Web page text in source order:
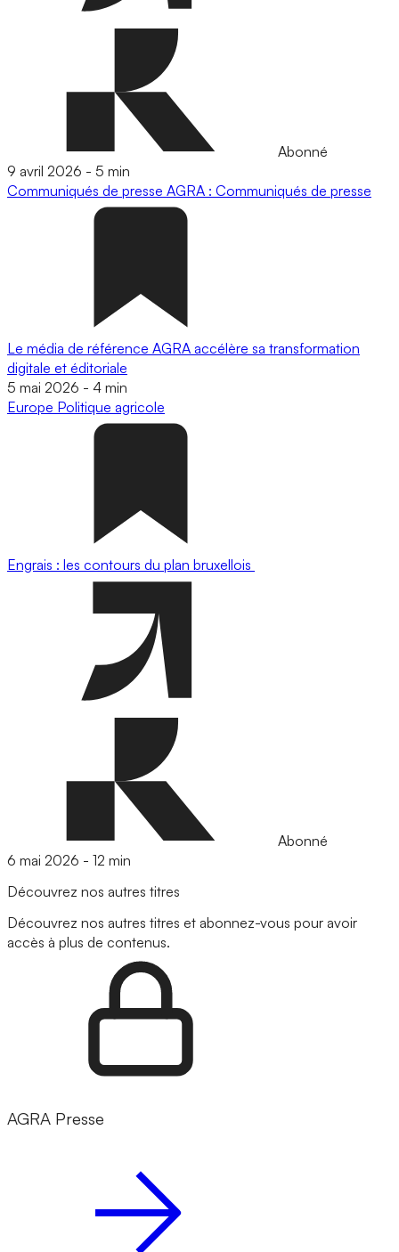
Abonné
9 avril 2026 - 5 min
Communiqués de presse AGRA : Communiqués de presse
Le média de référence AGRA accélère sa transformation
digitale et éditoriale
5 mai 2026 - 4 min
Europe Politique agricole
Engrais : les contours du plan bruxellois
Abonné
6 mai 2026 - 12 min
Découvrez nos autres titres
Découvrez nos autres titres et abonnez-vous pour avoir
accès à plus de contenus.
AGRA Presse